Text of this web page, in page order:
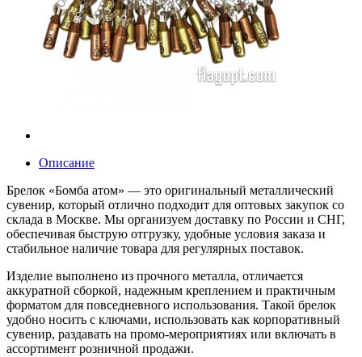
Описание
Брелок «Бомба атом» — это оригинальный металлический
сувенир, который отлично подходит для оптовых закупок со
склада в Москве. Мы организуем доставку по России и СНГ,
обеспечивая быструю отгрузку, удобные условия заказа и
стабильное наличие товара для регулярных поставок.
Изделие выполнено из прочного металла, отличается
аккуратной сборкой, надежным креплением и практичным
форматом для повседневного использования. Такой брелок
удобно носить с ключами, использовать как корпоративный
сувенир, раздавать на промо-мероприятиях или включать в
ассортимент розничной продажи.